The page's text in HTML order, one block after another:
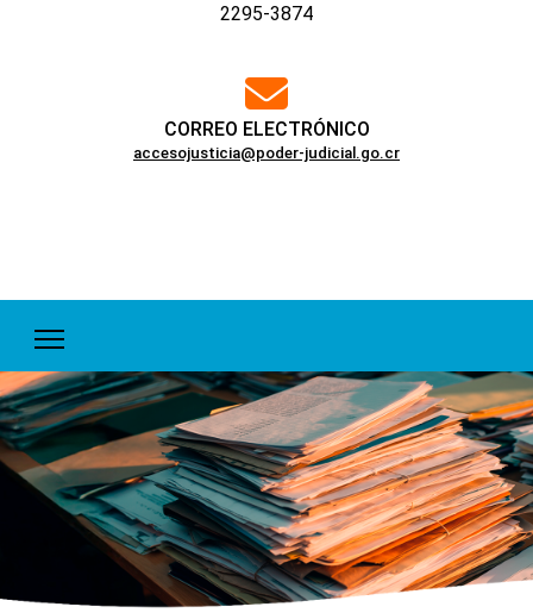
2295-3874
far
envelope
CORREO ELECTRÓNICO
accesojusticia@poder-judicial.go.cr